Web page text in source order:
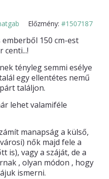
Előzmény: #1507187
150 cm-est
centi...!
tényleg semmi esélye
egy ellentétes nemű
találjon.
lehet valamiféle
manapság a külső,
nők majd fele a
is), vagy a száját, de a
, olyan módon , hogy
ismerni.